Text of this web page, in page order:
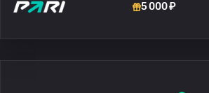
5 000 ₽